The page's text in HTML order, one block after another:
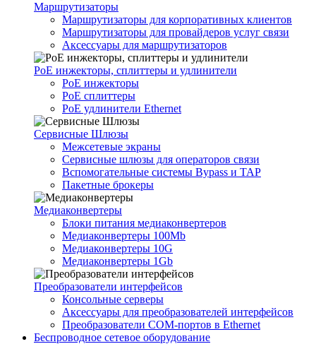
Маршрутизаторы
Маршрутизаторы для корпоративных клиентов
Маршрутизаторы для провайдеров услуг связи
Аксессуары для маршрутизаторов
PoE инжекторы, сплиттеры и удлинители
PoE инжекторы
PoE сплиттеры
PoE удлинители Ethernet
Сервисные Шлюзы
Межсетевые экраны
Сервисные шлюзы для операторов связи
Вспомогательные системы Bypass и TAP
Пакетные брокеры
Медиаконвертеры
Блоки питания медиаконвертеров
Медиаконвертеры 100Mb
Медиаконвертеры 10G
Медиаконвертеры 1Gb
Преобразователи интерфейсов
Консольные серверы
Аксессуары для преобразователей интерфейсов
Преобразователи COM-портов в Ethernet
Беспроводное сетевое оборудование